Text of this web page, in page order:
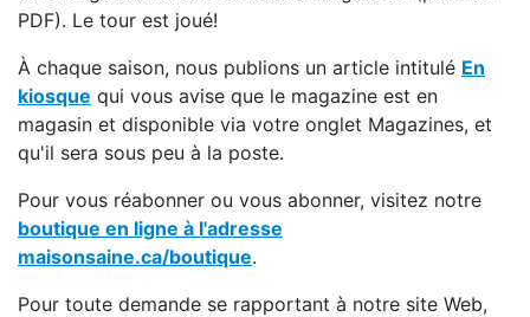
PDF). Le tour est joué!
À chaque saison, nous publions un article intitulé En
kiosque qui vous avise que le magazine est en
magasin et disponible via votre onglet Magazines, et
qu'il sera sous peu à la poste.
Pour vous réabonner ou vous abonner, visitez notre
boutique en ligne à l'adresse
maisonsaine.ca/boutique.
Pour toute demande se rapportant à notre site Web,